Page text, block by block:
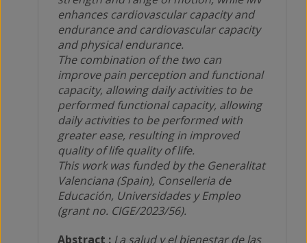
enhances cardiovascular capacity and
endurance and cardiovascular capacity
and physical endurance.
The combination of the two can
improve pain perception and functional
capacity, allowing daily activities to be
performed functional capacity, allowing
daily activities to be performed with
greater ease, resulting in improved
quality of life quality of life.
This work was funded by the Generalitat
Valenciana (Spain), Conselleria de
Educación, Universidades y Empleo
(grant no. CIGE/2023/56).
Abstract : La salud y el bienestar de las